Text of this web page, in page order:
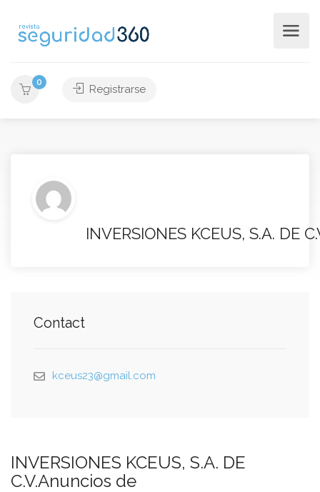
0
Registrarse
INVERSIONES KCEUS, S.A. DE
Contact
kceus23@gmail.com
INVERSIONES KCEUS, S.A. DE
C.V.Anuncios de